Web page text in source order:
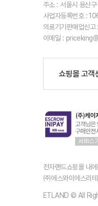
주소 : 서울시 용산
사업자등록번호 :
의료기기판매업신
이메일 :
쇼핑몰 고객
전자랜드쇼핑몰 내
㈜에스와이에스리
ETLAND © All